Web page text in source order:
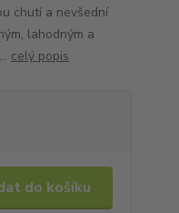
chutí a nevšední
lahodným a
celý popis
do košíku